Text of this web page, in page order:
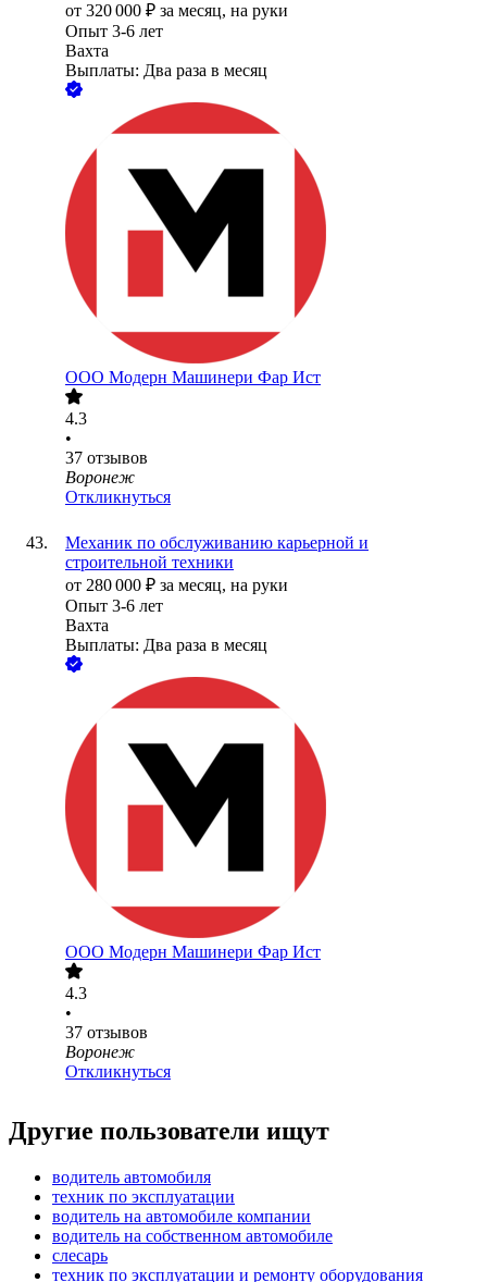
от 320 000 ₽ за месяц, на руки
Опыт 3-6 лет
Вахта
Выплаты: Два раза в месяц
ООО Модерн Машинери Фар Ист
4.3
•
37 отзывов
Воронеж
Откликнуться
Механик по обслуживанию карьерной и
строительной техники
от 280 000 ₽ за месяц, на руки
Опыт 3-6 лет
Вахта
Выплаты: Два раза в месяц
ООО Модерн Машинери Фар Ист
4.3
•
37 отзывов
Воронеж
Откликнуться
Другие пользователи ищут
водитель автомобиля
техник по эксплуатации
водитель на автомобиле компании
водитель на собственном автомобиле
слесарь
техник по эксплуатации и ремонту оборудования